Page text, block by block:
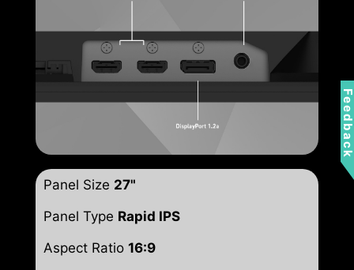
Panel Size 27"
Panel Type Rapid IPS
Aspect Ratio 16:9